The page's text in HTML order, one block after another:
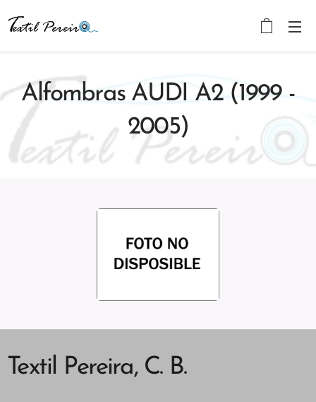
Alfombras AUDI A2 (1999 -
2005)
Textil Pereira, C. B.